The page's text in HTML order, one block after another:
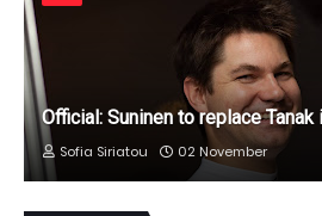
Official: Suninen to replace Tanak
Sofia Siriatou 02 November